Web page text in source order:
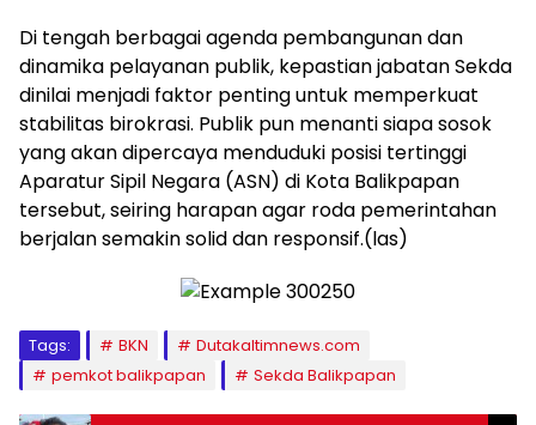
Di tengah berbagai agenda pembangunan dan
dinamika pelayanan publik, kepastian jabatan Sekda
dinilai menjadi faktor penting untuk memperkuat
stabilitas birokrasi. Publik pun menanti siapa sosok
yang akan dipercaya menduduki posisi tertinggi
Aparatur Sipil Negara (ASN) di Kota Balikpapan
tersebut, seiring harapan agar roda pemerintahan
berjalan semakin solid dan responsif.(las)
Tags: BKN
Dutakaltimnews.com
pemkot balikpapan
Sekda Balikpapan